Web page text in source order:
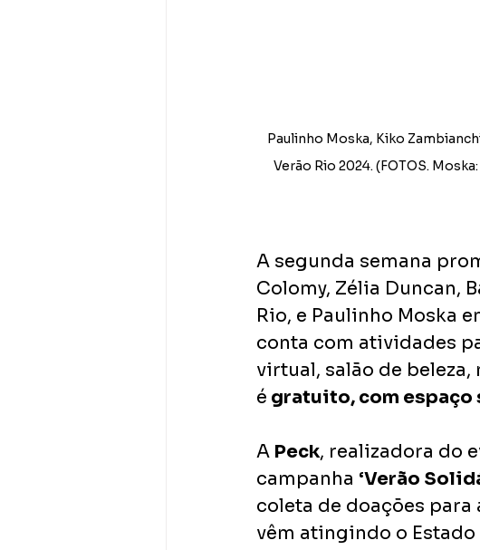
Paulinho Moska, Kiko
Verão Rio 2024. (FOTOS.
A segunda semana
Colomy, Zélia Duncan,
Rio, e Paulinho Moska
conta com atividades
virtual, salão de beleza,
é gratuito, com espaço
A Peck, realizadora do
campanha ‘Verão
coleta de doações
vêm atingindo o